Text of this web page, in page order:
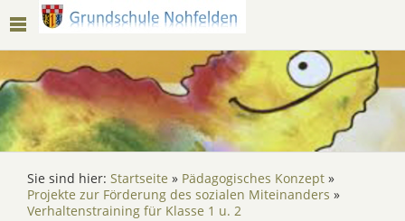
Sie sind hier: Startseite » Pädagogisches Konzept »
Projekte zur Förderung des sozialen Miteinanders »
Verhaltenstraining für Klasse 1 u. 2